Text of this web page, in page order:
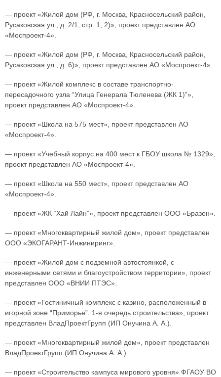
— проект «Жилой дом (РФ, г. Москва, Красносельский район,
Русаковская ул., д. 2/1, стр. 1, 2)», проект представлен АО
«Моспроект-4».
— проект «Жилой дом (РФ, г. Москва, Красносельский район,
Русаковская ул., д. 6)», проект представлен АО «Моспроект-4».
— проект «Жилой комплекс в составе транспортно-
пересадочного узла “Улица Генерала Тюленева (ЖК 1)”»,
проект представлен АО «Моспроект-4».
— проект «Школа на 575 мест», проект представлен АО
«Моспроект-4».
— проект «Учебный корпус на 400 мест к ГБОУ школа № 1329»,
проект представлен АО «Моспроект-4».
— проект «Школа на 550 мест», проект представлен АО
«Моспроект-4».
— проект «ЖК “Хай Лайн”», проект представлен ООО «Бразен».
— проект «Многоквартирный жилой дом», проект представлен
ООО «ЭКОГАРАНТ-Инжиниринг».
— проект «Жилой дом с подземной автостоянкой, с
инженерными сетями и благоустройством территории», проект
представлен ООО «ВНИИ ПТЭС».
— проект «Гостиничный комплекс с казино, расположенный в
игорной зоне “Приморье”. 1-я очередь строительства», проект
представлен ВладПроектГрупп (ИП Онучина А. А.).
— проект «Многоквартирный жилой дом», проект представлен
ВладПроектГрупп (ИП Онучина А. А.).
— проект «Строительство кампуса мирового уровня» ФГАОУ ВО